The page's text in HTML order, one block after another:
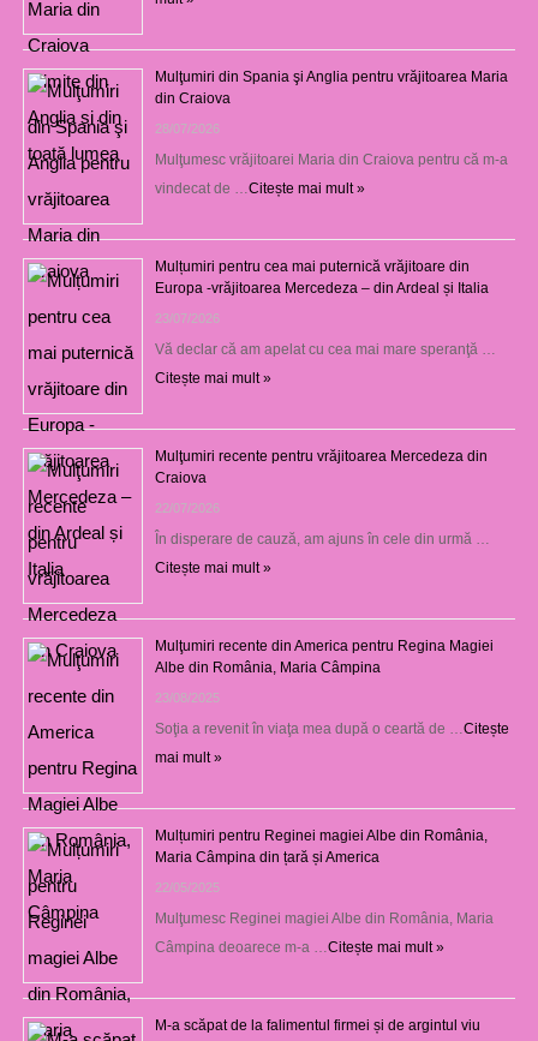
Mulţumiri din Spania şi Anglia pentru vrăjitoarea Maria
din Craiova
28/07/2026
Mulţumesc vrăjitoarei Maria din Craiova pentru că m-a
vindecat de … Citește mai mult »
Mulțumiri pentru cea mai puternică vrăjitoare din
Europa -vrăjitoarea Mercedeza – din Ardeal și Italia
23/07/2026
Vă declar că am apelat cu cea mai mare speranţă …
Citește mai mult »
Mulţumiri recente pentru vrăjitoarea Mercedeza din
Craiova
22/07/2026
În disperare de cauză, am ajuns în cele din urmă …
Citește mai mult »
Mulţumiri recente din America pentru Regina Magiei
Albe din România, Maria Câmpina
23/08/2025
Soţia a revenit în viaţa mea după o ceartă de … Citește
mai mult »
Mulțumiri pentru Reginei magiei Albe din România,
Maria Câmpina din țară și America
22/05/2025
Mulţumesc Reginei magiei Albe din România, Maria
Câmpina deoarece m-a … Citește mai mult »
M-a scăpat de la falimentul firmei și de argintul viu